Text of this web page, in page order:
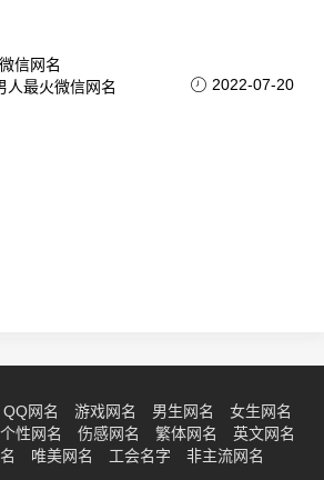
人最火微信网名 2022-07-20
QQ网名 游戏网名 男生网名
女生网名
个性网名 伤感网名 繁体网名
英文网名
唯美网名 工会名字 非主流网名